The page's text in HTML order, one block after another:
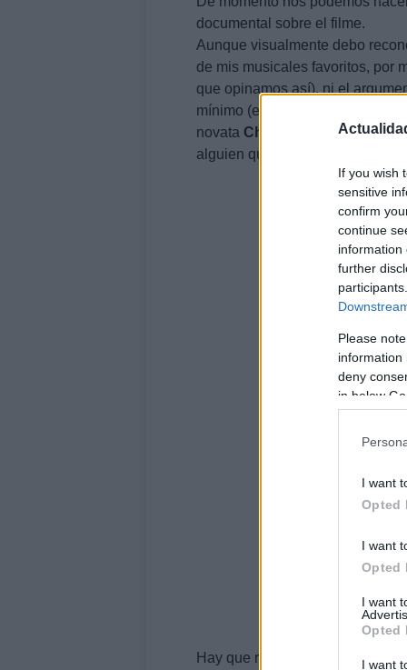
If you wish
sensitive
confirm
continue
information
further
Please
information
deny
in below
I want
Opted
I want
Opted
I want
Opted
I want
documental sobre el filme.
Aunque visualmente debo
de mis musicales favoritos, por
que opinamos así), ni el
mínimo (es el tipo que perpetró
novata Christina Aguileray
alguien que no fuera ella
Hay que reconocer, eso sí, que